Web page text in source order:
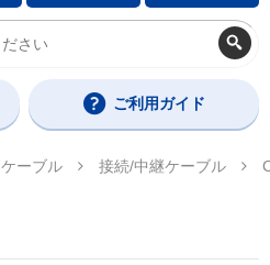
ご利用ガイド
ケーブル 接続/中継ケーブル